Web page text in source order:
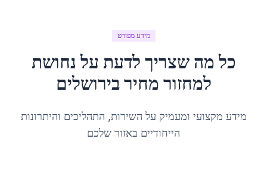
מידע מפורט
כל מה שצריך לדעת על נחושת
למחזור מחירבירושלים
מידע מקצועי ומעמיק על השירות, התהליכים והיתרונות
הייחודיים באזור שלכם